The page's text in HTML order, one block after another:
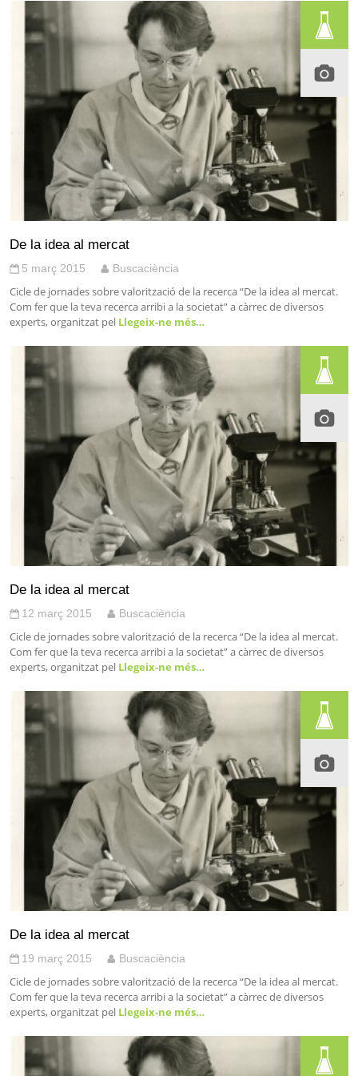
De la idea al mercat
5 març 2015 Buscaciència
Cicle de jornades sobre valorització de la recerca “De la idea al mercat.
Com fer que la teva recerca arribi a la societat” a càrrec de diversos
experts, organitzat pel Llegeix-ne més…
De la idea al mercat
12 març 2015 Buscaciència
Cicle de jornades sobre valorització de la recerca “De la idea al mercat.
Com fer que la teva recerca arribi a la societat” a càrrec de diversos
experts, organitzat pel Llegeix-ne més…
De la idea al mercat
19 març 2015 Buscaciència
Cicle de jornades sobre valorització de la recerca “De la idea al mercat.
Com fer que la teva recerca arribi a la societat” a càrrec de diversos
experts, organitzat pel Llegeix-ne més…